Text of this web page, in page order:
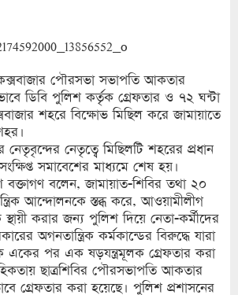
কক্সবাজার পৌরসভা সভাপতি আকতার
ডিবি পুলিশ কর্তৃক গ্রেফতার ও ৭২ ঘন্টা
শহরে বিক্ষোভ মিছিল করে জামায়াতে
নেতৃবৃন্দের নেতৃত্বে মিছিলটি শহরের প্রধান
সমাবেশের মাধ্যমে শেষ হয়।
বক্তাগণ বলেন, জামায়াত-শিবির তথা ২০
আন্দোলনকে স্তব্ধ করে, আওয়ামীলীগ
করার জন্য পুলিশ দিয়ে নেতা-কর্মীদের
অগনতান্ত্রিক কর্মকান্ডের বিরুদ্ধে যারা
একের পর এক ষড়যন্ত্রমূলক গ্রেফতার করা
ছাত্রশিবির পৌরসভাপতি আকতার
গ্রেফতার করা হয়েছে। পুলিশ প্রশাসনের